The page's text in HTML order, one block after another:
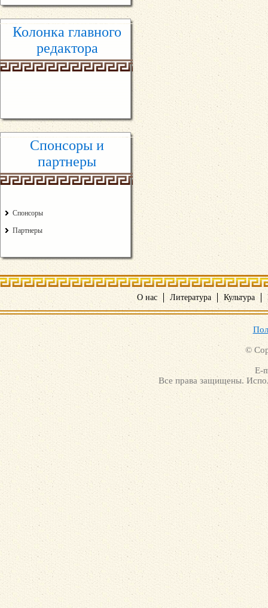
Колонка главного
редактора
Спонсоры и
партнеры
Спонсоры
Партнеры
О нас Литература Культура
©
E-
Все права защищены.